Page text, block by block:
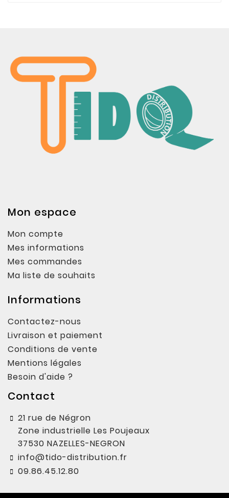
Mon espace
Mon compte
Mes informations
Mes commandes
Ma liste de souhaits
Informations
Contactez-nous
Livraison et paiement
Conditions de vente
Mentions légales
Besoin d'aide ?
Contact
21 rue de Négron
Zone industrielle Les Poujeaux
37530 NAZELLES-NEGRON
info@tido-distribution.fr
09.86.45.12.80